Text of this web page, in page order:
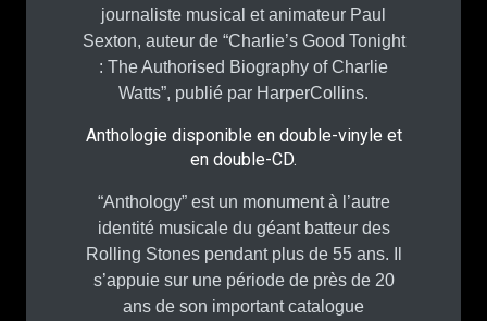
journaliste musical et animateur Paul
Sexton, auteur de “Charlie’s Good Tonight
: The Authorised Biography of Charlie
Watts”, publié par HarperCollins.
Anthologie disponible en double-vinyle et
en double-CD.
“Anthology” est un monument à l’autre
identité musicale du géant batteur des
Rolling Stones pendant plus de 55 ans. Il
s’appuie sur une période de près de 20
ans de son important catalogue